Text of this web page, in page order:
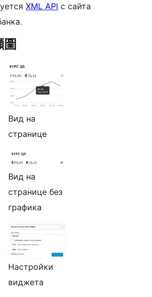
XML API с сайта
圖
Вид на
странице
Вид на
странице без
графика
Настройки
виджета